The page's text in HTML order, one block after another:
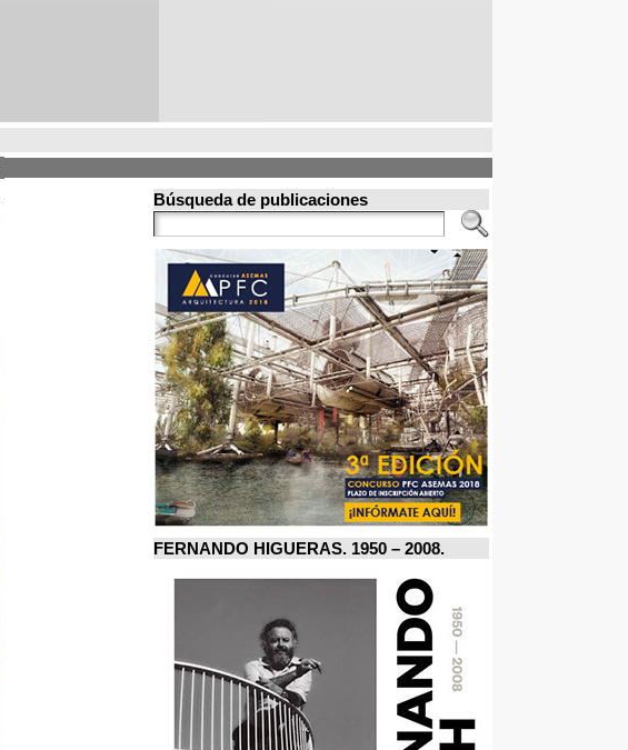
Búsqueda de publicaciones
FERNANDO HIGUERAS. 1950 – 2008.